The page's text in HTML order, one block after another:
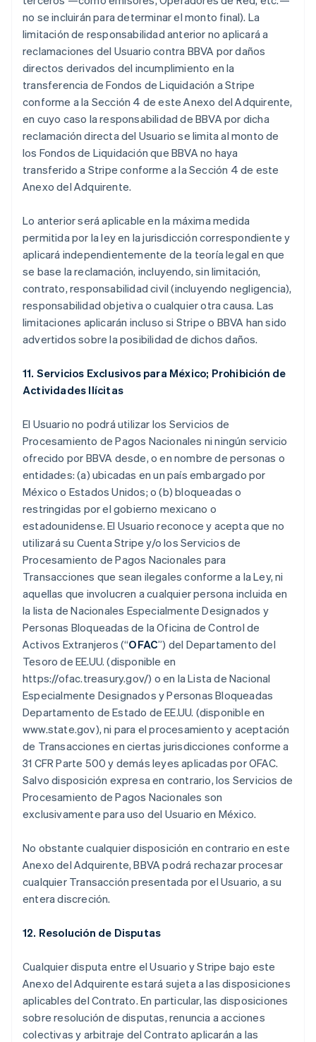
no se incluirán para determinar el monto final). La
limitación de responsabilidad anterior no aplicará a
reclamaciones del Usuario contra BBVA por daños
directos derivados del incumplimiento en la
transferencia de Fondos de Liquidación a Stripe
conforme a la Sección 4 de este Anexo del Adquirente,
en cuyo caso la responsabilidad de BBVA por dicha
reclamación directa del Usuario se limita al monto de
los Fondos de Liquidación que BBVA no haya
transferido a Stripe conforme a la Sección 4 de este
Anexo del Adquirente.
Lo anterior será aplicable en la máxima medida
permitida por la ley en la jurisdicción correspondiente y
aplicará independientemente de la teoría legal en que
se base la reclamación, incluyendo, sin limitación,
contrato, responsabilidad civil (incluyendo negligencia),
responsabilidad objetiva o cualquier otra causa. Las
limitaciones aplicarán incluso si Stripe o BBVA han sido
advertidos sobre la posibilidad de dichos daños.
11. Servicios Exclusivos para México; Prohibición de
Actividades Ilícitas
El Usuario no podrá utilizar los Servicios de
Procesamiento de Pagos Nacionales ni ningún servicio
ofrecido por BBVA desde, o en nombre de personas o
entidades: (a) ubicadas en un país embargado por
México o Estados Unidos; o (b) bloqueadas o
restringidas por el gobierno mexicano o
estadounidense. El Usuario reconoce y acepta que no
utilizará su Cuenta Stripe y/o los Servicios de
Procesamiento de Pagos Nacionales para
Transacciones que sean ilegales conforme a la Ley, ni
aquellas que involucren a cualquier persona incluida en
la lista de Nacionales Especialmente Designados y
Personas Bloqueadas de la Oficina de Control de
Activos Extranjeros (“OFAC”) del Departamento del
Tesoro de EE.UU. (disponible en
https://ofac.treasury.gov/) o en la Lista de Nacional
Especialmente Designados y Personas Bloqueadas
Departamento de Estado de EE.UU. (disponible en
www.state.gov), ni para el procesamiento y aceptación
de Transacciones en ciertas jurisdicciones conforme a
31 CFR Parte 500 y demás leyes aplicadas por OFAC.
Salvo disposición expresa en contrario, los Servicios de
Procesamiento de Pagos Nacionales son
exclusivamente para uso del Usuario en México.
No obstante cualquier disposición en contrario en este
Anexo del Adquirente, BBVA podrá rechazar procesar
cualquier Transacción presentada por el Usuario, a su
entera discreción.
12. Resolución de Disputas
Cualquier disputa entre el Usuario y Stripe bajo este
Anexo del Adquirente estará sujeta a las disposiciones
aplicables del Contrato. En particular, las disposiciones
sobre resolución de disputas, renuncia a acciones
colectivas y arbitraje del Contrato aplicarán a las